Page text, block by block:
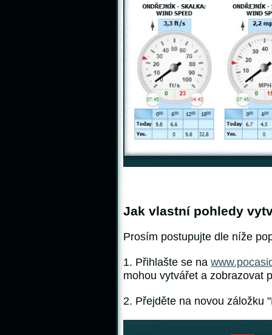
Jak vlastní pohledy
Prosím postupujte dle níže
1. Přihlašte se na
mohou vytvářet a zobrazovat
2. Přejděte na novou záložku